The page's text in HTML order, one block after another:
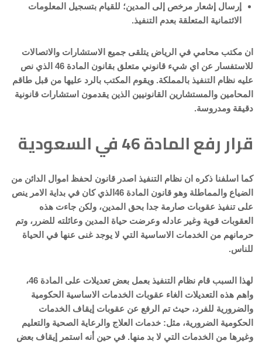
إرسال إشعار مرخص إلى المدين؛ للقيام بتسجيل المعلومات
الائتمانية المتعلقة بعدم التنفيذ.
ان مكتب محامي في الرياض يتلقى جميع الاستشارات والاتصالات
للاستفسار عن اي شيء قانوني متعلق بقانون المادة 46 الذي نص
عليه نظام التنفيذ بالمملكة. ويقوم المكتب بالرد عليها من قبل طاقم
المحامين والمستشارين القانونيين الذين يقدمون استشارات قانونية
دقيقة ومدروسة.
قرار رفع المادة 46 في السعودية
كما اسلفنا ذكره ان نظام التنفيذ اصدر قانون لحفظ اموال الدائن من
الضياع والمماطلة وهو قانون المادة 46الذي كان في بداية الامر ينص
على تنفيذ عقوبات صارمة جدا بحق المدين، ولكن جاءت هذه
العقوبات قوية وغير عادله وعرضت حياة المدين وعائلته للضرر، وتم
حرمانهم من الخدمات الاساسية التي لا يوجد غنى عنها في الحياة
للناس.
لهذا السبب قام نظام التنفيذ بعمل بعض تعديلات على المادة 46،
واهم هذه التعديلات الغاء عقوبات الخدمات الاساسية الحكومية
والضرورية للفرد، حيث تم الرفع عن عقوبات إيقاف الخدمات
الحكومية الضرورية، مثل: خدمات العلاج والرعاية الصحية والتعليم
وغيرها من الخدمات التي لا بد منها. في حين أنه استمر إيقاف بعض